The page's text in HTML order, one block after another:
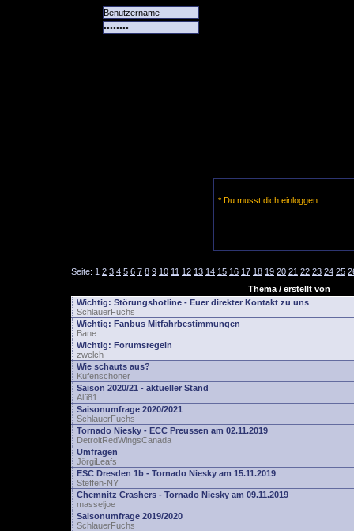
* Du musst dich einloggen.
Seite: 1 2 3 4 5 6 7 8 9 10 11 12 13 14 15 16 17 18 19 20 21 22 23 24 25
Thema / erstellt von
Wichtig: Störungshotline - Euer direkter Kontakt zu uns
SchlauerFuchs
Wichtig: Fanbus Mitfahrbestimmungen
Bane
Wichtig: Forumsregeln
zwelch
Wie schauts aus?
Kufenschoner
Saison 2020/21 - aktueller Stand
Alfi81
Saisonumfrage 2020/2021
SchlauerFuchs
Tornado Niesky - ECC Preussen am 02.11.2019
DetroitRedWingsCanada
Umfragen
JörgiLeafs
ESC Dresden 1b - Tornado Niesky am 15.11.2019
Steffen-NY
Chemnitz Crashers - Tornado Niesky am 09.11.2019
masseljoe
Saisonumfrage 2019/2020
SchlauerFuchs